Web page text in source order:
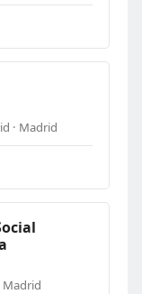
· Madrid
Madrid